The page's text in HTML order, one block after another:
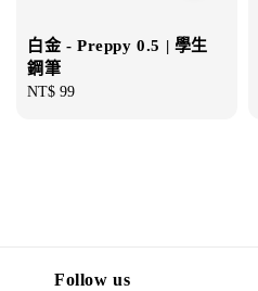
白金 - Preppy 0.5 | 學生
鋼筆
Regular
NT$ 99
Follow us